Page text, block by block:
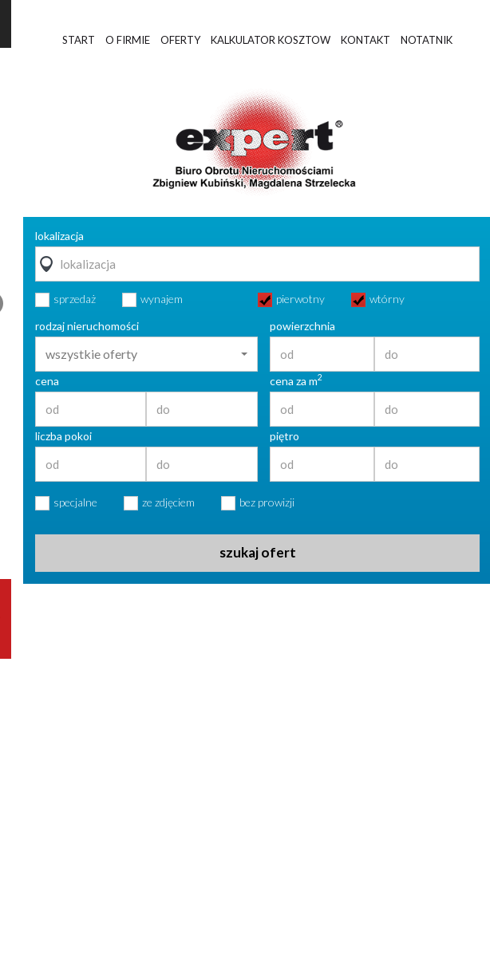
START O FIRMIE OFERTY KALKULATOR KOSZTOW KONTAKT NOTATNIK
lokalizacja
sprzedaż wynajem pierwotny
wtórny
rodzaj nieruchomości
wszystkie oferty
powierzchnia
cena cena za m2
liczba pokoi piętro
specjalne ze zdjęciem bez prowizji
szukaj ofert